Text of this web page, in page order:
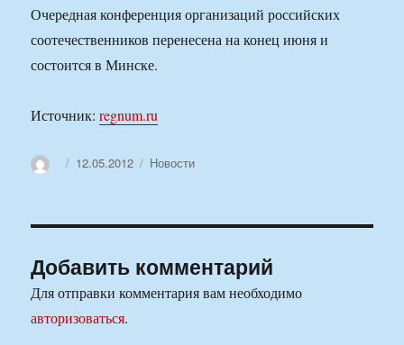
Очередная конференция организаций российских
соотечественников перенесена на конец июня и
состоится в Минске.
Источник:regnum.ru
АвторОпубликовано
12.05.2012 Рубрики
Новости
Добавить комментарий
Для отправки комментария вам необходимо
авторизоваться.